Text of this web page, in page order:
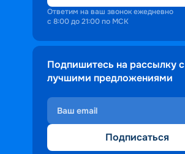
Ответим на ваш звонок ежедневно
с 8:00 до 21:00 по МСК
Подпишитесь на рассылку с
лучшими предложениями
Подписаться